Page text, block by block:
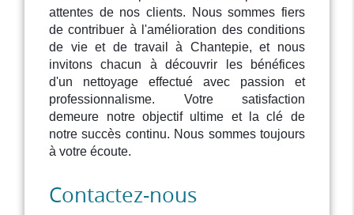
attentes de nos clients. Nous sommes fiers
de contribuer à l'amélioration des conditions
de vie et de travail à Chantepie, et nous
invitons chacun à découvrir les bénéfices
d'un nettoyage effectué avec passion et
professionnalisme. Votre satisfaction
demeure notre objectif ultime et la clé de
notre succès continu. Nous sommes toujours
à votre écoute.
Contactez-nous